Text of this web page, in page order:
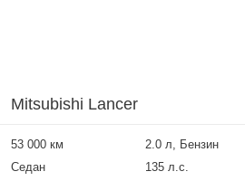
Mitsubishi Lancer
53 000 км 2.0 л, Бензин
Седан
135 л.с.